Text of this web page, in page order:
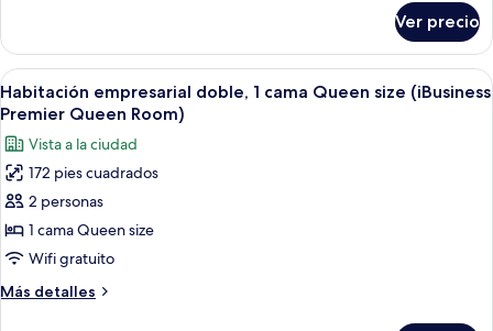
2
camas
individuales
(iPlus
Premier)
Deluxe
con
2
camas
2
camas
individuales
(iPlus
Premier)
Ver precio
Abrir
todas
las
fotos
de
Habitación
empresarial
doble,
1
cama
Una habitación de hotel moderna
4
Habitación empresarial doble, 1 cama Queen size (iBusiness
Premier Queen Room)
Vista a la ciudad
172 pies cuadrados
2 personas
1 cama Queen size
Wifi gratuito
Más detalles
Más